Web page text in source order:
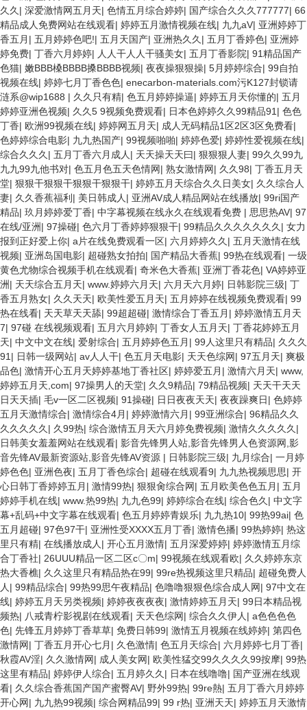
久久 | 深爱激情网五月天| 色情五月综合婷婷| 国产综合久久久777777| 66
精品成人免费网站在线观看| 婷婷五月激情视频在线| 九九aV| 亚洲婷婷丁
香五月 | 五月婷婷色吧!| 五月天国产| 亚洲热久久 | 五月丁香婷色| 亚洲婷
婷免费| 丁香六月婷婷| 人人干人人干骚美女| 五月丁香影院| 91精品国产
色猫| 嫩BBB槡BBBB搡BBBB视频| 夜夜操狠狠操| 5月婷婷综合| 99自拍
视频在线| 婷婷七月丁香色色| enecarbon-materials.com污K127封锁请
涟系@wip1688 | 久久只有精| 色五月婷婷操逼| 婷婷五月天你懂的| 五月
婷婷亚洲色视频| 久久5 9视频免费观看| 日本色婷婷久久99精品91 | 色色
丁香| 欧洲99视频在线| 婷婷网五月天| 成人无码精品1区2区3区免费看|
色婷婷综合电影| 九九热国产| 99视频啪啪| 婷婷色爱| 婷婷性爱视频在线|
综合久久久 | 五月丁香六月成人 | 天天操天天曰| 狠狠狠人妻| 99久久99九
九九99九他书对| 色五月色五天色情网| 熟女激情网| 久久98| 丁香五月天
堂| 狠狠干狠狠干狠狠干狠狠干| 婷婷五月天综合久久日美女| 久久综合人
妻| 久久香蕉福利| 美日韩成人 | 亚洲AV成人精品网站在线播放| 99ri国产
精品| 玖月婷婷爱丁香| 中字幕视频在线永久在线观看免费 | 思思热AV| 97
在线/亚洲| 97操碰| 色六月丁香婷婷狠狠干| 99精品久久久久久久久 | 女力
报到正好爱上你| a片在线免费观看一区| 六月婷婷久久 | 五月天激情在线
视频| 亚洲岛国电影| 超碰熟女拍拍| 国产精品大香蕉| 99热在线观看| 一级
黄色尤物综合视频手机在线观看| 奇米色大香蕉| 亚洲丁香花色| VA婷婷亚
洲| 天天综合五月天| www.婷婷六月天| 六月天六月婷| 日韩影院三级| 丁
香五月熟女| 久久天天| 欧美性爱五月天| 五月婷婷在线视频免费观看| 99
热在线看| 天天草天天舔| 99超超碰| 激情综合丁香五月 | 婷婷激情五月天
7| 97碰 在线视频观看| 五月六月婷婷| 丁香女人五月天| 丁香花婷婷五月
天| 中文中文在线| 爱射综合| 五月婷婷色五月 | 99人这里只有精品| 久久久
91 | 日韩一级网站| av人人干| 色五月天电影| 天天色综网| 97五月天| 爽极
品色| 激情开心五月天婷婷基地丁香社区| 婷婷爱五月 | 激情六月天| www,
婷婷五月天,com| 97操男人的天堂| 久久9精品| 79精品视频| 天天干天天
日天天插| 毛v一区二区视频| 91操碰| 日日夜夜天天| 夜夜躁爽日| 色婷婷
五月天激情综合| 激情综合4月 | 婷婷激情六月 | 99亚洲综合| 96精品久久
久久久久久 | 久99热| 综合激情五月天六月婷免费视频| 激情久久久久久 |
日韩美女羞羞网站在线观看| 影音先锋男人站,影音先锋男人色资源网,影
音先锋AV最新资源站,影音先锋AV资源 | 日韩影院三级| 九月综合| 一月婷
婷色色| 亚洲色夜| 五月丁香色综合| 超碰在线观看9| 九九热视频思思| 开
心日韩丁香婷婷五月 | 激情99热| 狠狠肏综合网| 五月欧美色色五月 | 五月
婷婷手机在线| www.热99热| 九九色99| 婷婷综合在线| 综合色久 | 中文字
幕+乱码+中文字幕在线观看| 色五月婷婷青娱乐| 九九热10| 99热99ai| 色
五月超碰| 97色97干| 亚洲性受XXXX五月丁香| 激情色播| 99热婷婷| 热这
里只有精| 在线播放成人 | 开心五月激情| 五月深爱婷婷| 婷婷激情五月综
合丁香社| 26UUU精品一区二区c〇m| 99视频在线观看欧| 久久婷婷东京
热大香樵| 久久这里只有精品热在99| 99re热视频这里只精品| 超碰免费人
人 | 99精品综合| 99热99思午夜精品| 色噜噜狠狠色综合成人网| 97中文在
线| 婷婷五月天另类视频| 婷婷夜夜夜夜| 激情婷婷五月天| 99日本精品视
频热| 八戒青柠影视剧在线观看| 天天色综网| 综合久久伊人 | a色色色色
色| 先锋五月婷婷丁香草草| 免费日韩99| 激情五月视频在线婷婷| 第四色
激情网| 丁香五月开心七月 | 久色激情| 色五月天综合| 六月婷婷七月丁香|
秋霞AV淫| 久久激情网| 成人美女网| 欧美性猛交99久久久久99按摩| 99热
这里有精品| 婷婷伊人综合| 五月婷久久 | 日本在线噜噜| 国产亚洲在线观
看| 久久综合香蕉国产国产蜜臀AV| 野外99热| 99re熱| 五月丁香六月婷婷
开心网| 九九热99视频| 综合网精品99| 99 r热| 亚洲天天| 婷婷五月天激情